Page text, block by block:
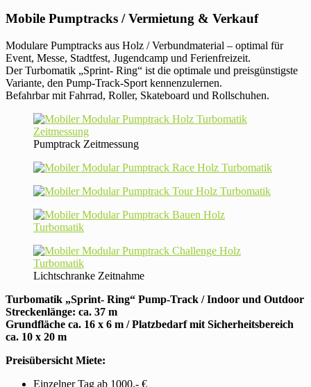
Mobile Pumptracks / Vermietung & Verkauf
Modulare Pumptracks aus Holz / Verbundmaterial – optimal für
Event, Messe, Stadtfest, Jugendcamp und Ferienfreizeit.
Der Turbomatik „Sprint- Ring“ ist die optimale und preisgünstigste
Variante, den Pump-Track-Sport kennenzulernen.
Befahrbar mit Fahrrad, Roller, Skateboard und Rollschuhen.
Pumptrack Zeitmessung
Lichtschranke Zeitnahme
Turbomatik „Sprint- Ring“ Pump-Track / Indoor und Outdoor
Streckenlänge: ca. 37 m
Grundfläche ca. 16 x 6 m / Platzbedarf mit Sicherheitsbereich
ca. 10 x 20 m
Preisübersicht Miete:
Einzelner Tag ab 1000,- €